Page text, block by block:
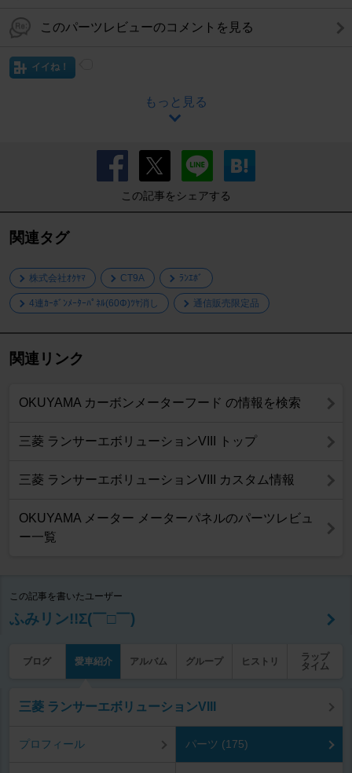
このパーツレビューのコメントを見る
イイね！
もっと見る
この記事をシェアする
関連タグ
株式会社ｵｸﾔﾏ CT9A ﾗﾝｴﾎﾞ
4連ｶｰﾎﾞﾝﾒｰﾀｰﾊﾟﾈﾙ(60Φ)ﾂﾔ消し 通信販売限定品
関連リンク
OKUYAMA カーボンメーターフード の情報を検索
三菱 ランサーエボリューションVIII トップ
三菱 ランサーエボリューションVIII カスタム情報
OKUYAMA メーター メーターパネルのパーツレビュ
ー一覧
この記事を書いたユーザー
ふみリン!!Σ(￣□￣)
ブログ 愛車紹介 アルバム グループ ヒストリ
ラップ
タイム
三菱 ランサーエボリューションVIII
プロフィール パーツ (175)